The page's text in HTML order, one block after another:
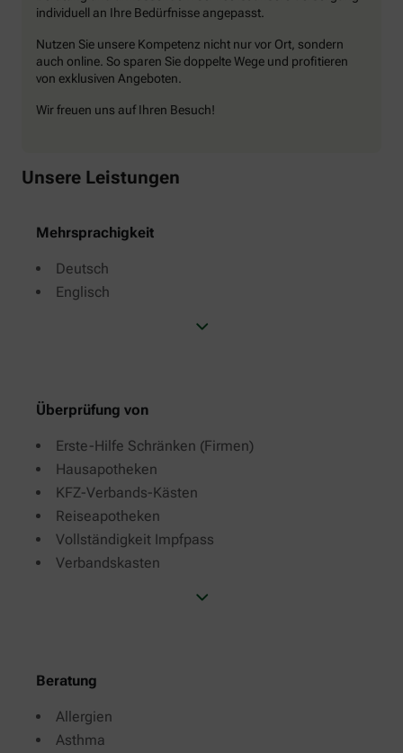
individuell an Ihre Bedürfnisse angepasst.
Nutzen Sie unsere Kompetenz nicht nur vor Ort, sondern
auch online. So sparen Sie doppelte Wege und profitieren
von exklusiven Angeboten.
Wir freuen uns auf Ihren Besuch!
Unsere Leistungen
Mehrsprachigkeit
Deutsch
Englisch
Überprüfung von
Erste-Hilfe Schränken (Firmen)
Hausapotheken
KFZ-Verbands-Kästen
Reiseapotheken
Vollständigkeit Impfpass
Verbandskasten
Beratung
Allergien
Asthma